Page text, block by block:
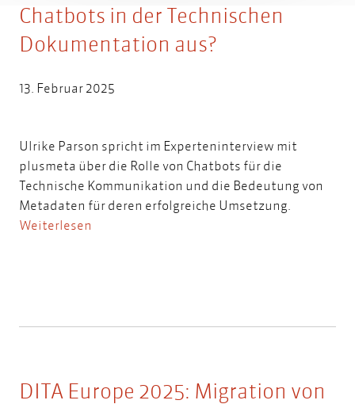
Chatbots in der Technischen
Dokumentation aus?
13. Februar 2025
Ulrike Parson spricht im Experteninterview mit
plusmeta über die Rolle von Chatbots für die
Technische Kommunikation und die Bedeutung von
Metadaten für deren erfolgreiche Umsetzung.
Weiterlesen
DITA Europe 2025: Migration von